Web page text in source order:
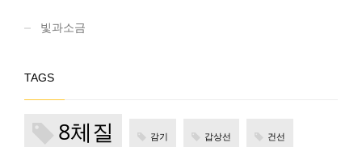
빛과소금
TAGS
8체질 감기 갑상선 건선